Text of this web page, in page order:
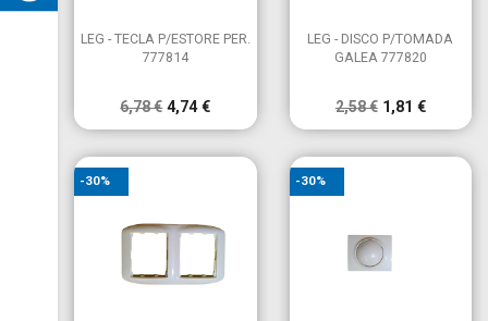
 Vista rápida
LEG - TECLA P/ESTORE PER.
777814
6,78 € 4,74 €
Vista rápida
LEG - DISCO P/TOMADA
GALEA 777820
2,58 € 1,81 €
-30% -30%